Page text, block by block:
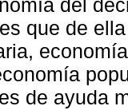
del
que de
de ayuda